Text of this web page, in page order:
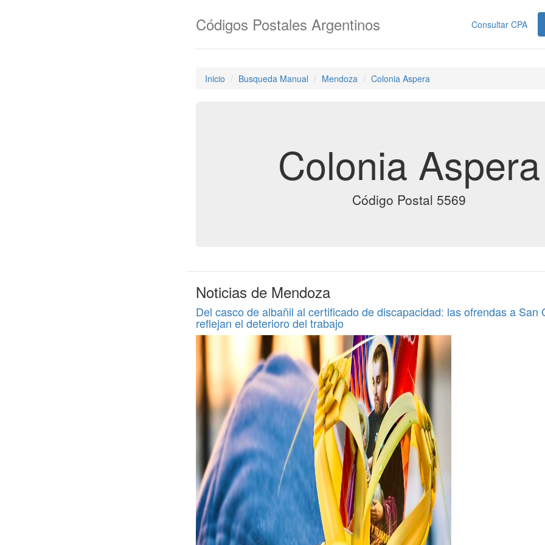
Consultar CPA
Códigos Postales Argentinos
Inicio Busqueda Manual Mendoza Colonia Aspera
Colonia Aspera
Código Postal 5569
Noticias de Mendoza
Del casco de albañil al certificado de discapacidad: las ofrendas a San
reflejan el deterioro del trabajo